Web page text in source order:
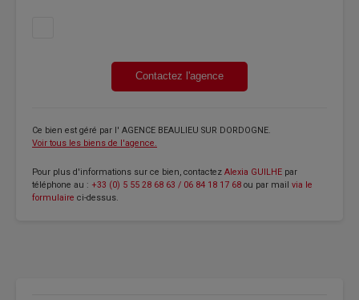
Contactez l'agence
Ce bien est géré par l' AGENCE BEAULIEU SUR DORDOGNE.
Voir tous les biens de l'agence.
Pour plus d'informations sur ce bien, contactez Alexia GUILHE par
téléphone au : +33 (0) 5 55 28 68 63 / 06 84 18 17 68 ou par mail via le
formulaire ci-dessus.